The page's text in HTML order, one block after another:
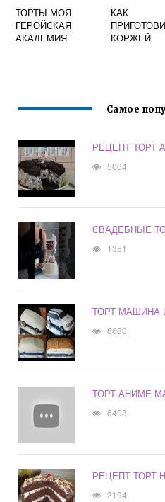
ТОРТЫ МОЯ
ГЕРОЙСКАЯ
АКАДЕМИЯ
КАК
КОРЖЕЙ
Самое
РЕЦЕПТ ТОРТ
5064
СВАДЕБНЫЕ
1351
ТОРТ МАШИНА
8680
ТОРТ АНИМЕ
6408
РЕЦЕПТ ТОРТ
2194